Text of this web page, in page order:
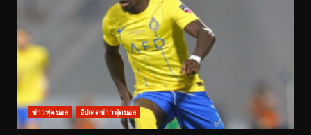
ข่าวฟุตบอล อัปเดตข่าวฟุตบอล